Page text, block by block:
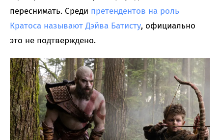
переснимать. Среди претендентов на роль
Кратоса называют Дэйва Батисту, официально
это не подтверждено.